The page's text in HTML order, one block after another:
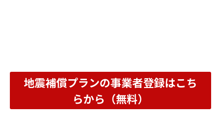
地震補償プランの事業者登録はこち
らから（無料）